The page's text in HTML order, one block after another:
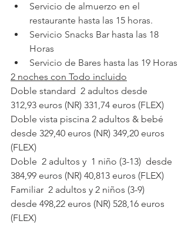
Servicio de almuerzo en el
restaurante hasta las 15 horas.
Servicio Snacks Bar hasta las 18
Horas
Servicio de Bares hasta las 19 Horas
2 noches con Todo incluido
Doble standard  2 adultos desde
312,93 euros (NR) 331,74 euros (FLEX)
Doble vista piscina 2 adultos & bebé
desde 329,40 euros (NR) 349,20 euros
(FLEX)
Doble  2 adultos y  1 niño (3-13)  desde
384,99 euros (NR) 40,813 euros (FLEX)
Familiar  2 adultos y 2 niños (3-9)
desde 498,22 euros (NR) 528,16 euros
(FLEX)